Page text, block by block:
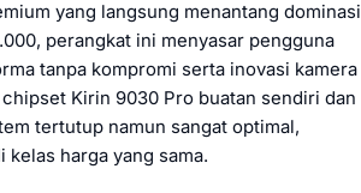
yang langsung menantang dominasi
perangkat ini menyasar pengguna
tanpa kompromi serta inovasi kamera
Kirin 9030 Pro buatan sendiri dan
tertutup namun sangat optimal,
harga yang sama.